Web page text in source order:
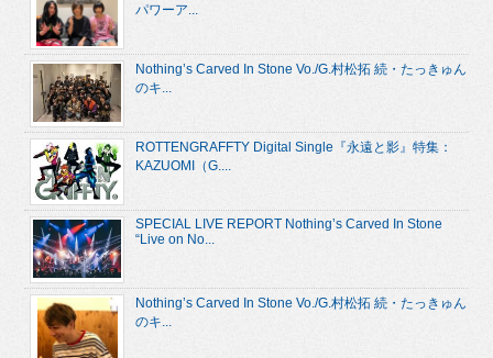
パワーア...
Nothing’s Carved In Stone Vo./G.村松拓 続・たっきゅん
のキ...
ROTTENGRAFFTY Digital Single『永遠と影』特集：
KAZUOMI（G....
SPECIAL LIVE REPORT Nothing’s Carved In Stone
“Live on No...
Nothing’s Carved In Stone Vo./G.村松拓 続・たっきゅん
のキ...